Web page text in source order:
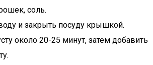
соль.
и закрыть посуду крышкой.
около 20-25 минут, затем добавить